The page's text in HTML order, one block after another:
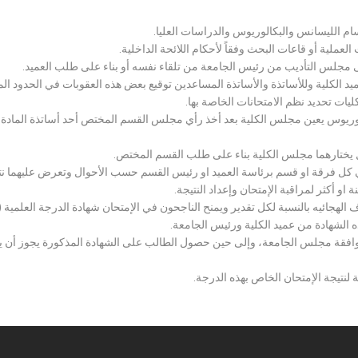
الليسانس والبكالوريوس والدراسات العليا.
أو قاعات البحث وفقاً لأحكام اللائحة الداخلية.
مجلس التأديب من رئيس الجامعة من تلقاء نفسه أو بناء على طلب العميد.
وللأساتذة والأساتذة المساعدين توقيع بعض هذه العقوبات في الحدود
تحديد نظم الامتحانات الخاصة بها.
يعين مجلس الكلية بعد أخذ رأي مجلس القسم المختص أحد أساتذة
مجلس الكلية بناء على طلب القسم المختص.
فرقة او قسم برئاسة العميد او رئيس القسم حسب الأحوال وتعرض عليهما
أكثر لمراقبة الإمتحان وإعداد النتيجة.
بالنسبة لكل تقدير ويمنح الناجحون في الإمتحان شهادة الدرجة العلمية (
الشهادة من عميد الكلية ورئيس الجامعة.
مجلس الجامعة، وإلى حين حصول الطالب على الشهادة المذكورة يجوز أن
لنتيجة الإمتحان الخاص بهذه الدرجة.